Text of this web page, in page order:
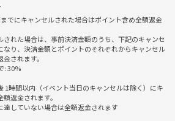
理も楽しめるラインナップ
人と自然に話せる交流の場
ので、安心してご参加ください🎶
り参加」です。
おり、
きるよう心がけています。
心してご参加いただけます！
でにキャンセルされた場合はポイント含め全額返金
された場合は、事前決済金額のうち、下記のキャンセ
なり、決済金額とポイントのそれぞれからキャンセル
されます。
: 30%
1時間以内（イベント当日のキャンセルは除く）にキ
返金されます。
達していない場合は全額返金されます